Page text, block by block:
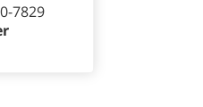
7829